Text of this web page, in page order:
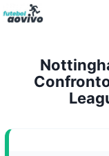
Pular
para
Conteúdo